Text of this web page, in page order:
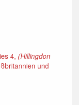
4, (Hillingdon
und